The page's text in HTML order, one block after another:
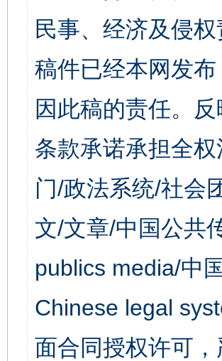
民事、经济及侵
稿件已经本网发
因此稿的责任。
条款承诺承担全
门/政法系统/社会
文/文章/中国公共
publics media/中
Chinese legal
面合同授权许可